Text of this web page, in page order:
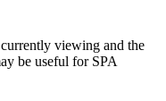
viewing and the
be useful for SPA